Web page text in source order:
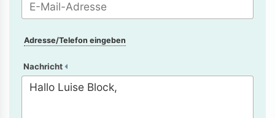
Adresse/Telefon eingeben
Nachricht